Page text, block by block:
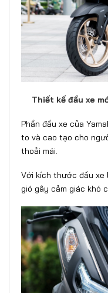
Thiết kế đầu xe
Phần đầu xe của
to và cao tạo cho
thoải mái.
Với kích thước đầu xe
gió gây cảm giác khó